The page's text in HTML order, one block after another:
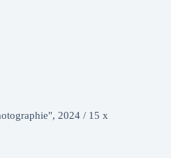
2024 / 15 x